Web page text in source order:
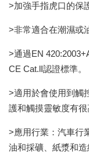
>加強手指虎口的保
>非常適合在潮濕或
>通過EN
CE Cat.lI認證標準。
>適用於會使用到觸
護和觸摸靈敏度有很
>應用行業：汽車行
油和採礦、紙漿和造